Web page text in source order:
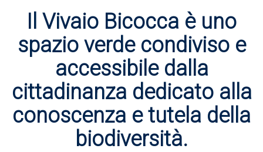
Il Vivaio Bicocca è uno
spazio verde condiviso e
accessibile dalla
cittadinanza dedicato alla
conoscenza e tutela della
biodiversità.